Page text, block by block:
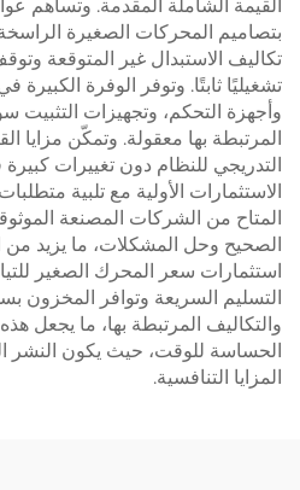
القيمة الشاملة المقدمة. وتساهم
بتصاميم المحركات الصغيرة
تكاليف الاستبدال غير المتوقعة
تشغيليًا ثابتًا. وتوفر الوفرة الكبيرة
وأجهزة التحكم، وتجهيزات التثبيت
المرتبطة بها معقولة. وتمكّن مزايا
التدريجي للنظام دون تغييرات كبيرة
الاستثمارات الأولية مع تلبية
المتاح من الشركات المصنعة
الصحيح وحل المشكلات، ما يزيد من
استثمارات سعر المحرك الصغير
التسليم السريعة وتوافر المخزون
والتكاليف المرتبطة بها، ما يجعل
الحساسة للوقت، حيث يكون النشر
المزايا التنافسية.